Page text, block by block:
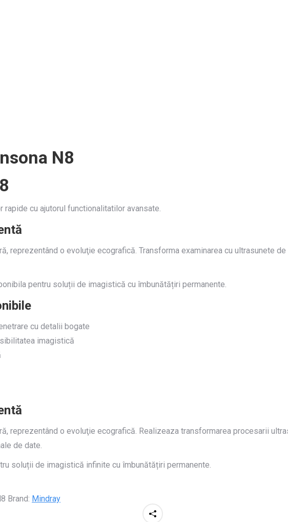
N8
cu ajutorul functionalitatilor avansate.
reprezentând o evoluţie ecografică. Transforma examinarea cu ultrasunete
pentru soluții de imagistică cu îmbunătățiri permanente.
cu detalii bogate
imagistică
reprezentând o evoluţie ecografică. Realizeaza transformarea procesarii
de date.
soluții de imagistică infinite cu îmbunătățiri permanente.
Brand: Mindray